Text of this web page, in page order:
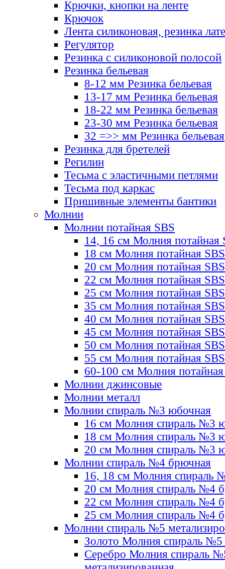
Крючки, кнопки на ленте
Крючок
Лента силиконовая, резинка
Регулятор
Резинка с силиконовой полосой
Резинка бельевая
8-12 мм Резинка бельевая
13-17 мм Резинка бельевая
18-22 мм Резинка бельевая
23-30 мм Резинка бельевая
32 =>> мм Резинка бельевая
Резинка для бретелей
Регилин
Тесьма с эластичными петлями
Тесьма под каркас
Пришивные элементы бантики
Молнии
Молнии потайная SBS
14, 16 см Молния потайная
18 см Молния потайная SBS
20 см Молния потайная SBS
22 см Молния потайная SBS
25 см Молния потайная SBS
35 см Молния потайная SBS
40 см Молния потайная SBS
45 см Молния потайная SBS
50 см Молния потайная SBS
55 см Молния потайная SBS
60-100 см Молния
Молнии джинсовые
Молнии металл
Молнии спираль №3 юбочная
16 см Молния спираль №3
18 см Молния спираль №3
20 см Молния спираль №3
Молнии спираль №4 брючная
16, 18 см Молния спираль
20 см Молния спираль №4
22 см Молния спираль №4
25 см Молния спираль №4
Молнии спираль №5
Золото Молния спираль №5
Серебро Молния спираль